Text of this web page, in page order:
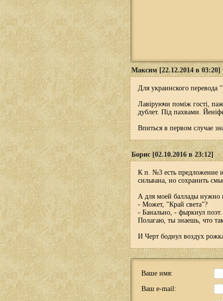
Максим [22.12.2014 в 03:20]
Для украинского перевода
Лавіруючи поміж гості,
дублет. Під пахвами.
Впиться в первом случае
Борис [02.10.2016 в 23:12]
К п. №3 есть предложение
сильвана, но сохранить
А для моей баллады нужно
- Может, "Край света"?
- Банально, - фыркнул
Полагаю, ты знаешь, что
И Черт боднул воздух
Ваше имя:
Ваш e-mail: